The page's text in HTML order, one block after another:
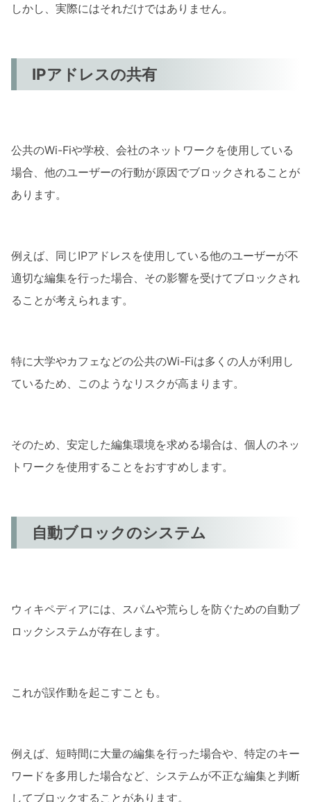
しかし、実際にはそれだけではありません。
IPアドレスの共有
公共のWi-Fiや学校、会社のネットワークを使用している
場合、他のユーザーの行動が原因でブロックされることが
あります。
例えば、同じIPアドレスを使用している他のユーザーが不
適切な編集を行った場合、その影響を受けてブロックされ
ることが考えられます。
特に大学やカフェなどの公共のWi-Fiは多くの人が利用し
ているため、このようなリスクが高まります。
そのため、安定した編集環境を求める場合は、個人のネッ
トワークを使用することをおすすめします。
自動ブロックのシステム
ウィキペディアには、スパムや荒らしを防ぐための自動ブ
ロックシステムが存在します。
これが誤作動を起こすことも。
例えば、短時間に大量の編集を行った場合や、特定のキー
ワードを多用した場合など、システムが不正な編集と判断
してブロックすることがあります。